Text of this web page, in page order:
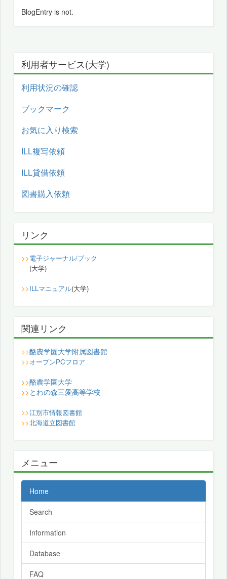
BlogEntry is not.
利用者サービス(大学)
利用状況の確認
ブックマーク
お気に入り検索
ILL複写依頼
ILL貸借依頼
図書購入依頼
リンク
>>電子ジャーナル/ブック
(大学)
>>ILLマニュアル(大学)
関連リンク
>>酪農学園大学附属図書館
>>オープンPCフロア
>>酪農学園大学
>> とわの森三愛高等学校
>>江別市情報図書館
>>北海道立図書館
メニュー
Home
Search
Information
Database
FAQ